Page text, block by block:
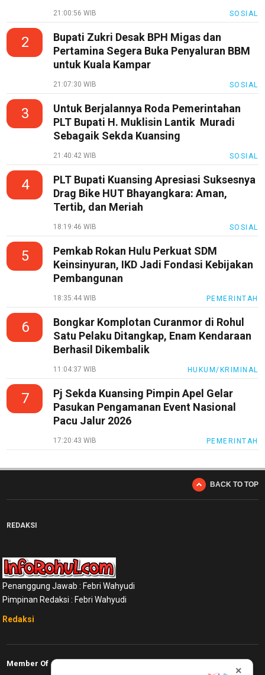
21:00:56 WIB SOSIAL
2
Bupati Zukri Desak BPH Migas dan
Pertamina Segera Buka Penyaluran BBM
untuk Kuala Kampar
21:07:30 WIB SOSIAL
3
Untuk Berjalannya Roda Pemerintahan
PLT Bupati H. Muklisin Lantik Muradi
Sebagaik Sekda Kuansing
21:40:42 WIB SOSIAL
4
PLT Bupati Kuansing Apresiasi Suksesnya
Drag Bike HUT Bhayangkara: Aman,
Tertib, dan Meriah
18:19:46 WIB SOSIAL
5
Pemkab Rokan Hulu Perkuat SDM
Keinsinyuran, IKD Jadi Fondasi Kebijakan
Pembangunan
18:35:44 WIB PEMERINTAH
6
Bongkar Komplotan Curanmor di Rohul
Satu Pelaku Ditangkap, Enam Kendaraan
Berhasil Dikembalik
11:04:37 WIB HUKUM/KRIMINAL
7
Pj Sekda Kuansing Pimpin Apel Gelar
Pasukan Pengamanan Event Nasional
Pacu Jalur 2026
17:20:43 WIB PEMERINTAH
BACK TO TOP
REDAKSI
Penanggung Jawab : Febri Wahyudi
Pimpinan Redaksi : Febri Wahyudi
Redaksi
Member Of
×